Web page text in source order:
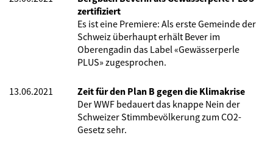
zertifiziert
Es ist eine Premiere: Als erste Gemeinde der
Schweiz überhaupt erhält Bever im
Oberengadin das Label «Gewässerperle
PLUS» zugesprochen.
13.06.2021
Zeit für den Plan B gegen die Klimakrise
Der WWF bedauert das knappe Nein der
Schweizer Stimmbevölkerung zum CO2-
Gesetz sehr.